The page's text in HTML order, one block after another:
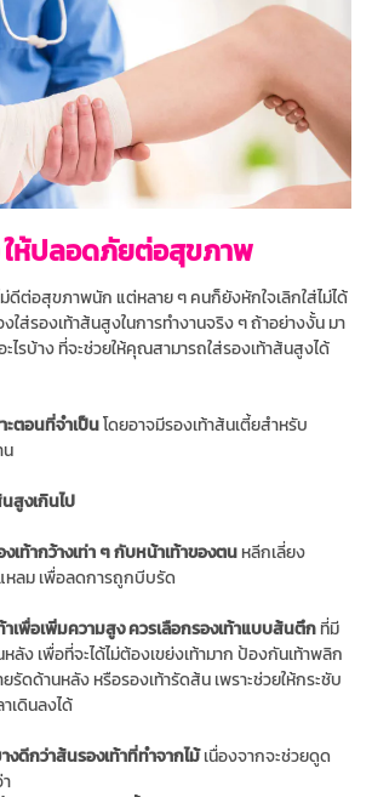
ให้ปลอดภัยต่อสุขภาพ
ม่ดีต่อสุขภาพนัก แต่หลาย ๆ คนก็ยังหักใจเลิกใส่ไม่ได้
ใส่รองเท้าส้นสูงในการทำงานจริง ๆ ถ้าอย่างงั้น มา
ไรบ้าง ที่จะช่วยให้คุณสามารถใส่รองเท้าส้นสูงได้
ะตอนที่จำเป็นโดยอาจมีรองเท้าส้นเตี้ยสำหรับ
น
นสูงเกินไป
งเท้ากว้างเท่า ๆ กับหน้าเท้าของตน หลีกเลี่ยง
หลม เพื่อลดการถูกบีบรัด
าเพื่อเพิ่มความสูง ควรเลือกรองเท้าแบบส้นตึก ที่มี
ลัง เพื่อที่จะได้ไม่ต้องเขย่งเท้ามาก ป้องกันเท้าพลิก
รัดด้านหลัง หรือรองเท้ารัดส้น เพราะช่วยให้กระชับ
าเดินลงได้
งดีกว่าส้นรองเท้าที่ทำจากไม้เนื่องจากจะช่วยดูด